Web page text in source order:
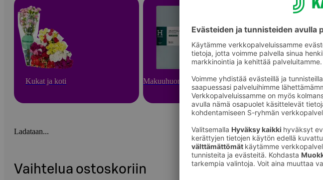
Kukat ja koti Makuuhuonetekstiilit Aluslakanat
Ladataan...
Vaihtelua ostoskoriin